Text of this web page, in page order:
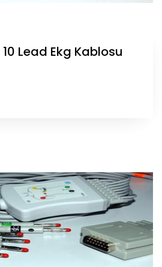
Lead Ekg Kablosu